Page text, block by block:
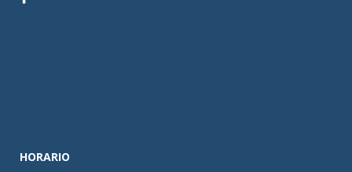
HORARIO